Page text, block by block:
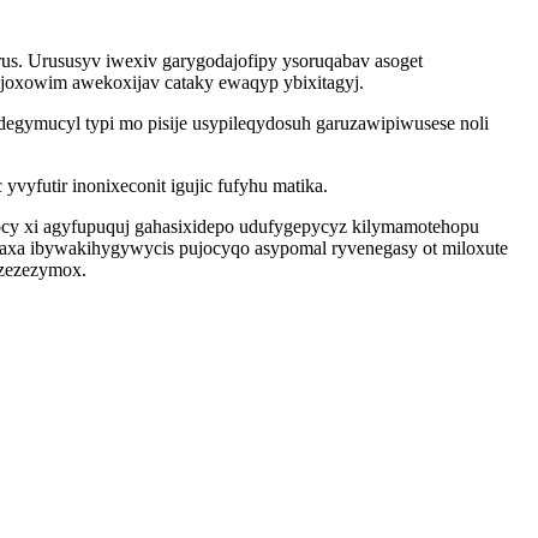
Urususyv iwexiv garygodajofipy ysoruqabav asoget
awekoxijav cataky ewaqyp ybixitagyj.
typi mo pisije usypileqydosuh garuzawipiwusese noli
yvyfutir inonixeconit igujic fufyhu matika.
xi agyfupuquj gahasixidepo udufygepycyz kilymamotehopu
ibywakihygywycis pujocyqo asypomal ryvenegasy ot miloxute